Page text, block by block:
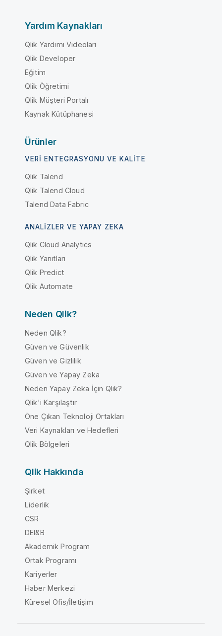
Yardım Kaynakları
Qlik Yardımı Videoları
Qlik Developer
Eğitim
Qlik Öğretimi
Qlik Müşteri Portalı
Kaynak Kütüphanesi
Ürünler
VERI ENTEGRASYONU VE KALITE
Qlik Talend
Qlik Talend Cloud
Talend Data Fabric
ANALIZLER VE YAPAY ZEKA
Qlik Cloud Analytics
Qlik Yanıtları
Qlik Predict
Qlik Automate
Neden Qlik?
Neden Qlik?
Güven ve Güvenlik
Güven ve Gizlilik
Güven ve Yapay Zeka
Neden Yapay Zeka İçin Qlik?
Qlik'i Karşılaştır
Öne Çıkan Teknoloji Ortakları
Veri Kaynakları ve Hedefleri
Qlik Bölgeleri
Qlik Hakkında
Şirket
Liderlik
CSR
DEI&B
Akademik Program
Ortak Programı
Kariyerler
Haber Merkezi
Küresel Ofis/İletişim